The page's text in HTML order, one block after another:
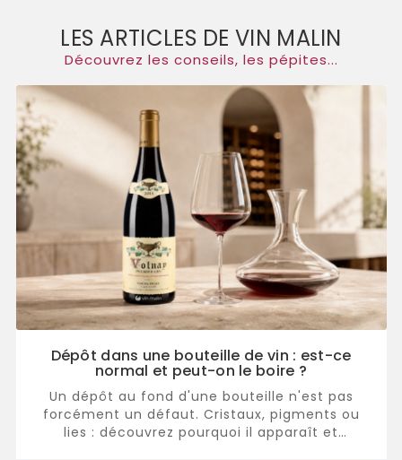
LES ARTICLES DE VIN MALIN
Découvrez les conseils, les pépites...
Dépôt dans une bouteille de vin : est-ce
normal et peut-on le boire ?
Un dépôt au fond d'une bouteille n'est pas
forcément un défaut. Cristaux, pigments ou
lies : découvrez pourquoi il apparaît et